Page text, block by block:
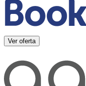
Ver oferta